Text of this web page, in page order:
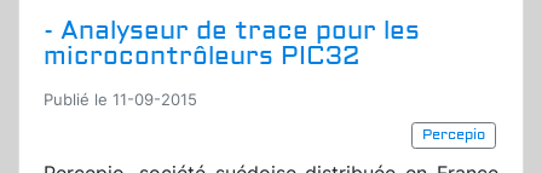
- Analyseur de trace pour les
microcontrôleurs PIC32
Publié le 11-09-2015
Percepio